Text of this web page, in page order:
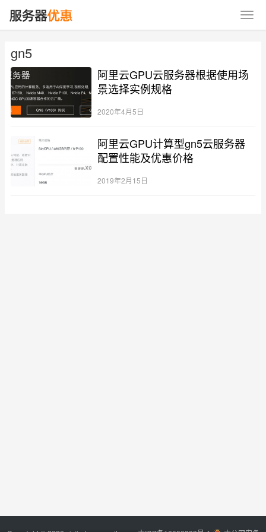
gn5
阿里云GPU云服务器根据使用场
景选择实例规格
2020年4月5日
阿里云GPU计算型gn5云服务器
配置性能及优惠价格
2019年2月15日